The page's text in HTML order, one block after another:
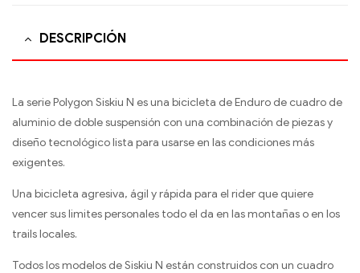
DESCRIPCIÓN
La serie Polygon Siskiu N es una bicicleta de Enduro de cuadro de
aluminio de doble suspensión con una combinación de piezas y
diseño tecnológico lista para usarse en las condiciones más
exigentes.
Una bicicleta agresiva, ágil y rápida para el rider que quiere
vencer sus limites personales todo el d­a en las montañas o en los
trails locales.
Todos los modelos de Siskiu N están construidos con un cuadro